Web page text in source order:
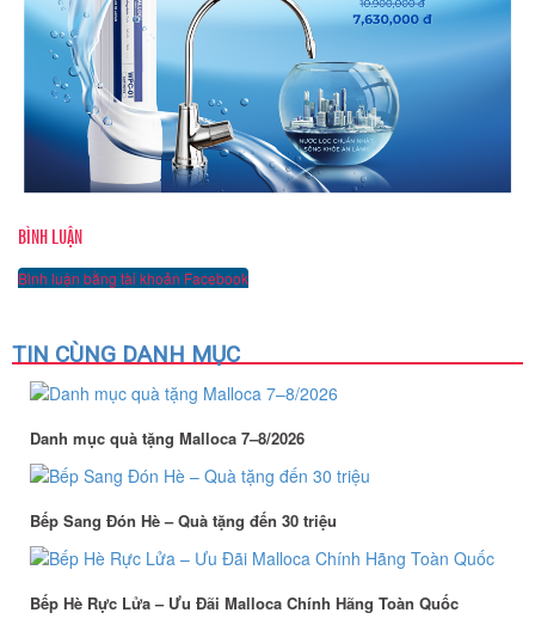
BÌNH LUẬN
Bình luận bằng tài khoản Facebook
TIN CÙNG DANH MỤC
Danh mục quà tặng Malloca 7–8/2026
Bếp Sang Đón Hè – Quà tặng đến 30 triệu
Bếp Hè Rực Lửa – Ưu Đãi Malloca Chính Hãng Toàn Quốc